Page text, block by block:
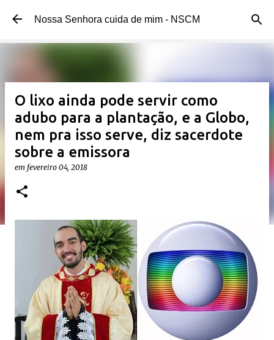
Pular para o conteúdo principal
Nossa Senhora cuida de mim - NSCM
O lixo ainda pode servir como
adubo para a plantação, e a Globo,
nem pra isso serve, diz sacerdote
sobre a emissora
em fevereiro 04, 2018